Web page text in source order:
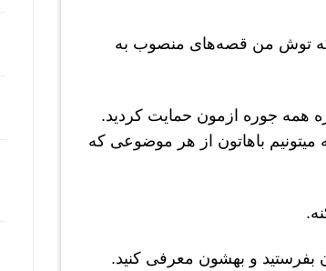
که توش من قصه‌های منصوب به
همه جوره ازمون حمایت کردید.
میتونیم باهاتون از هر موضوعی که
بفرستید و بهشون معرفی کنید.